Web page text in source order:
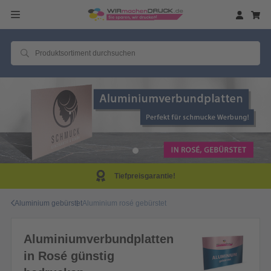
Tiefpreisgarantie!
Aluminium gebürstetAluminium rosé gebürstet
Aluminiumverbundplatten
in Rosé günstig